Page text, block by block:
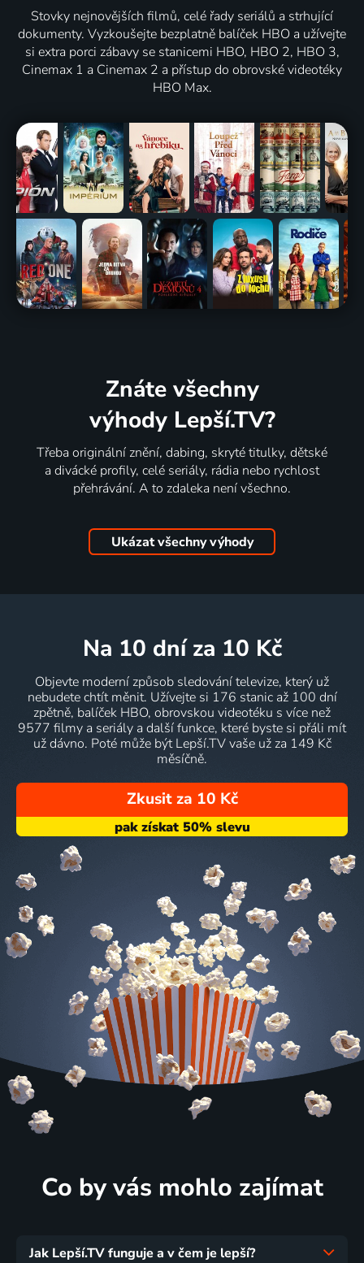
Stovky nejnovějších filmů, celé řady seriálů a strhující
dokumenty. Vyzkoušejte bezplatně balíček HBO a užívejte
si extra porci zábavy se stanicemi HBO, HBO 2, HBO 3,
Cinemax 1 a Cinemax 2 a přístup do obrovské videotéky
HBO Max.
Znáte všechny
výhody Lepší.TV?
Třeba originální znění, dabing, skryté titulky, dětské
a divácké profily, celé seriály, rádia nebo rychlost
přehrávání. A to zdaleka není všechno.
Ukázat všechny výhody
na 10 dní za 10 Kč
Objevte moderní způsob sledování televize, který už
nebudete chtít měnit. Užívejte si 176 stanic až 100 dní
zpětně, balíček HBO, obrovskou videotéku s více než
9577 filmy a seriály a další funkce, které byste si přáli mít
už dávno. Poté může být Lepší.TV vaše už za 149 Kč
měsíčně.
Zkusit za 10 Kč
Co by vás mohlo zajímat
Jak Lepší.TV funguje a v čem je lepší?